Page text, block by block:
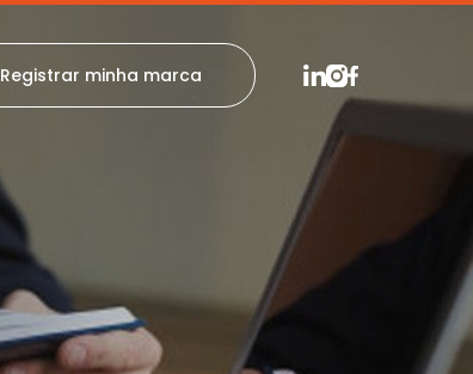
Registrar minha marca